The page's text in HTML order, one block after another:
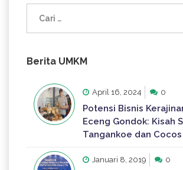
untuk:
Berita UMKM
April 16, 2024 0
Potensi Bisnis
Eceng Gondok: Kisah
Tangankoe dan
Januari 8, 2019 0